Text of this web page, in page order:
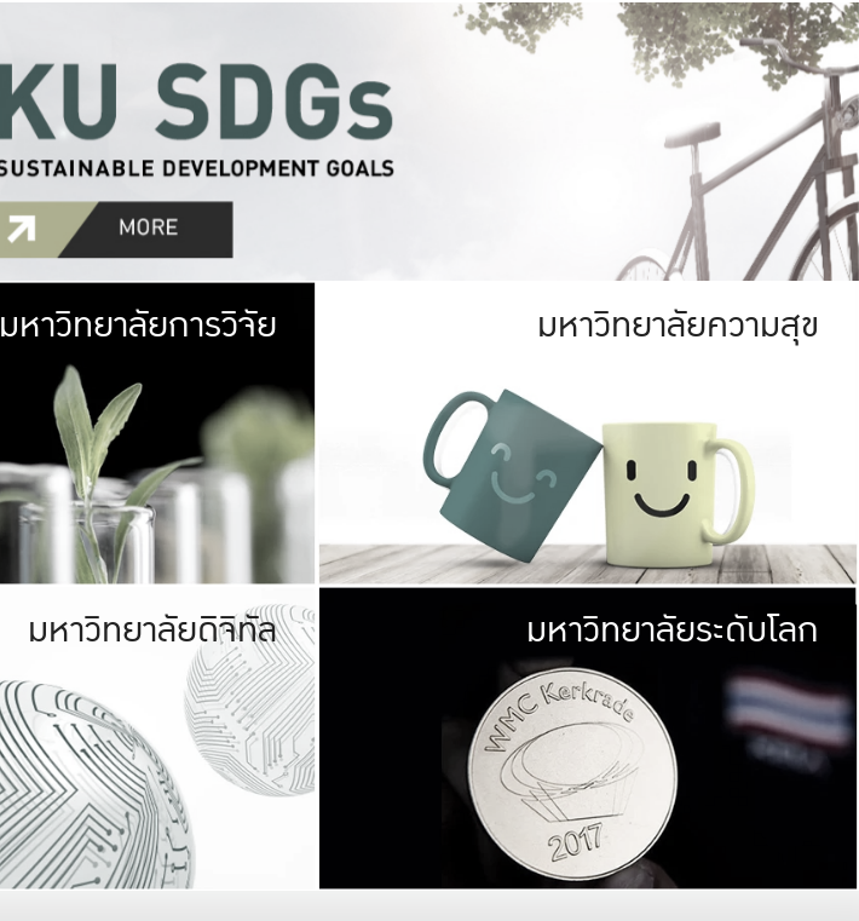
มหาวิทยาลัย
เกษตรศาสตร์ มีพื้นที่เขียวสดใส หนาแน่น
เป็นป่าในเมือง (URBAN FOREST)
เกษตรในเมือง (URBAN AGRICULTURE)
ที่นับรวมกันได้ประมาณ 1,400 ไร่
มหาวิทยาลัยการวิจัย มหาวิทยาลัย
ให้กับประชาชน
มหาวิทยาลัยความสุข
มหาวิทยาลัยรับผิดชอบต่อสังคม
ร่วมมือกับชุมชน เพื่อความกินดีอยู่ดี
และความสุขอย่างยั่งยืน
มองปัญหาในภาพกว้าง
แก้ไขจากปัญหาจุดเล็กๆ
มหาวิทยาลัยดิจิทัล มหาวิทยา
พร้อมที่จ
และผลักดันในการใช้ระบบส
เพื่อการทำงานแ
มหาวิทยาลัยระดับโลก